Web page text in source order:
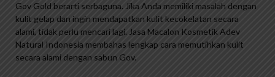
Gov Gold berarti serbaguna. Jika Anda memiliki masalah dengan
kulit gelap dan ingin mendapatkan kulit kecokelatan secara
alami, tidak perlu mencari lagi. Jasa Macalon Kosmetik Adev
Natural Indonesia membahas lengkap cara memutihkan kulit
secara alami dengan sabun Gov.